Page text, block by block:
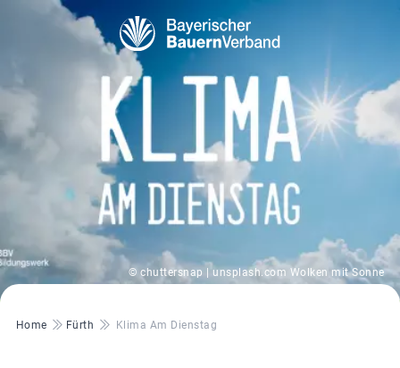
© chuttersnap | unsplash.com Wolken mit Sonne
Pfadnavigation
Home Fürth Klima Am Dienstag